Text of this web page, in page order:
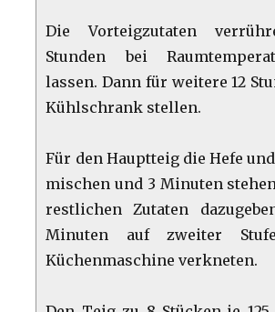
Die Vorteigzutaten
Stunden bei
lassen. Dann für weitere 12
Kühlschrank stellen.
Für den Hauptteig die Hefe
mischen und 3 Minuten
restlichen Zutaten
Minuten auf zweiter
Küchenmaschine verkneten.